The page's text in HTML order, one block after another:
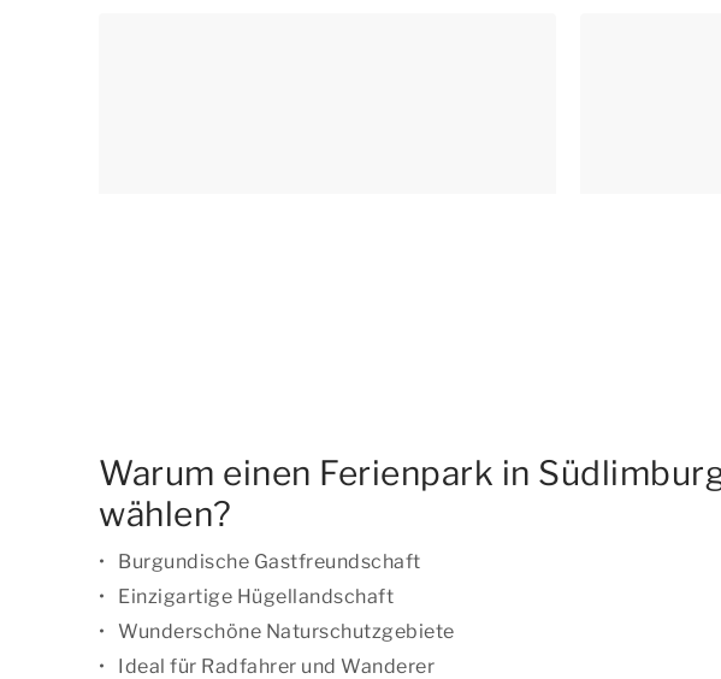
Warum einen Ferienpark in
wählen?
Burgundische Gastfreundschaft
Einzigartige Hügellandschaft
Wunderschöne Naturschutzgebiete
Ideal für Radfahrer und Wanderer